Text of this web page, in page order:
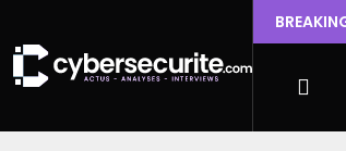
permettant l’escalade de privilèges et